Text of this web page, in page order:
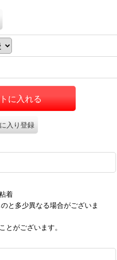
に入れる
入り登録
着
と多少異なる場合がございま
とがございます。